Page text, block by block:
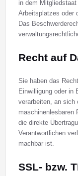
in dem
Arbeitsplatzes oder
Das
Recht auf
Sie haben das
Einwilligung oder in
verarbeiten, an sich
maschinenlesbaren
die direkte
Verantwortlichen
machbar ist.
SSL- bzw.